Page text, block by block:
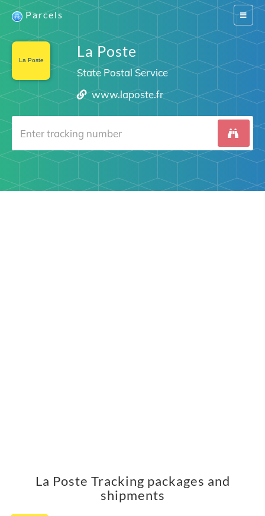
Switch
Parcels
La Poste
State Postal Service
www.laposte.fr
La Poste Tracking packages and
shipments